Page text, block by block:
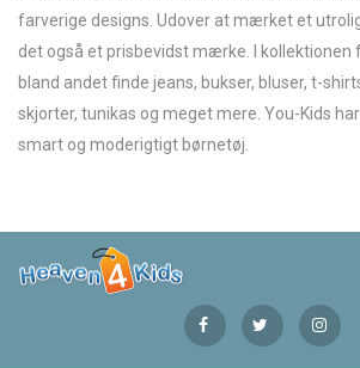
farverige designs. Udover at mærket et
det også et prisbevidst mærke. I kollektionen
bland andet finde jeans, bukser, bluser, t-
skjorter, tunikas og meget mere. You-Kids
smart og moderigtigt børnetøj.